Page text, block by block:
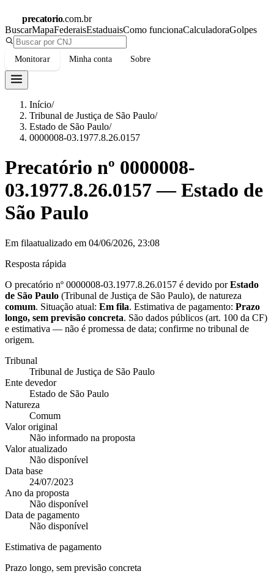
precatorio.com.br
BuscarMapaFederaisEstaduaisComo funcionaCalculadoraGolpes
Monitorar Minha conta Sobre
Início/
Tribunal de Justiça de São Paulo/
Estado de São Paulo/
0000008-03.1977.8.26.0157
Precatório nº 0000008-
03.1977.8.26.0157—Estado de
São Paulo
Em filaatualizado em 04/06/2026, 23:08
Resposta rápida
O precatório nº 0000008-03.1977.8.26.0157 é devido porEstado
de São Paulo (Tribunal de Justiça de São Paulo), de natureza
comum. Situação atual: Em fila. Estimativa de pagamento: Prazo
longo, sem previsão concreta. São dados públicos (art. 100 da CF)
e estimativa — não é promessa de data; confirme no tribunal de
origem.
Tribunal
Tribunal de Justiça de São Paulo
Ente devedor
Estado de São Paulo
Natureza
Comum
Valor original
Não informado na proposta
Valor atualizado
Não disponível
Data base
24/07/2023
Ano da proposta
Não disponível
Data de pagamento
Não disponível
Estimativa de pagamento
Prazo longo, sem previsão concreta